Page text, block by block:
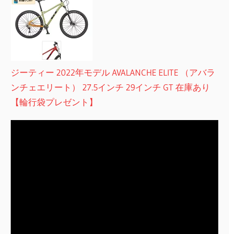
ジーティー 2022年モデル AVALANCHE ELITE （アバラ
ンチェエリート） 27.5インチ 29インチ GT 在庫あり
【輪行袋プレゼント】